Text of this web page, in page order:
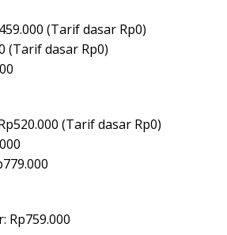
(Tarif dasar Rp0)
(Tarif dasar Rp0)
(Tarif dasar Rp0)
Rp759.000